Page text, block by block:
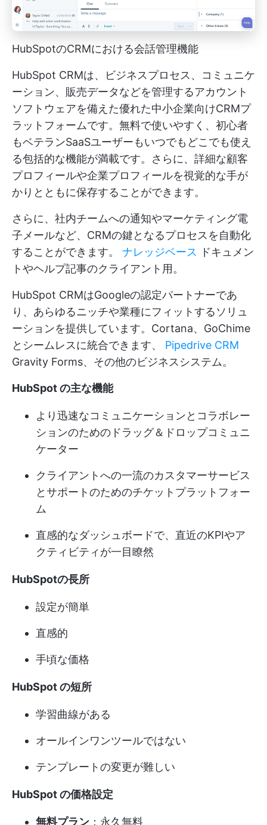
HubSpotのCRMにおける会話管理機能
HubSpot CRMは、ビジネスプロセス、コミュニケ
ーション、販売データなどを管理するアカウント
ソフトウェアを備えた優れた中小企業向けCRMプ
ラットフォームです。無料で使いやすく、初心者
もベテランSaaSユーザーもいつでもどこでも使え
る包括的な機能が満載です。さらに、詳細な顧客
プロフィールや企業プロフィールを視覚的な手が
かりとともに保存することができます。
さらに、社内チームへの通知やマーケティング電
子メールなど、CRMの鍵となるプロセスを自動化
することができます。 ナレッジベース ドキュメン
トやヘルプ記事のクライアント用。
HubSpot CRMはGoogleの認定パートナーであ
り、あらゆるニッチや業種にフィットするソリュ
ーションを提供しています。Cortana、GoChime
とシームレスに統合できます、 Pipedrive CRM
Gravity Forms、その他のビジネスシステム。
HubSpot の主な機能
より迅速なコミュニケーションとコラボレー
ションのためのドラッグ＆ドロップコミュニ
ケーター
クライアントへの一流のカスタマーサービス
とサポートのためのチケットプラットフォー
ム
直感的なダッシュボードで、直近のKPIやア
クティビティが一目瞭然
HubSpotの長所
設定が簡単
直感的
手頃な価格
HubSpot の短所
学習曲線がある
オールインワンツールではない
テンプレートの変更が難しい
HubSpot の価格設定
無料プラン ：永久無料